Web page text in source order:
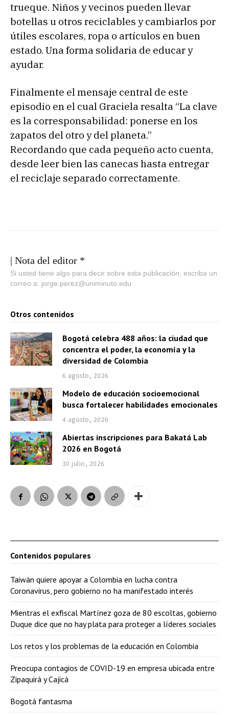
trueque. Niños y vecinos pueden llevar
botellas u otros reciclables y cambiarlos por
útiles escolares, ropa o artículos en buen
estado. Una forma solidaria de educar y
ayudar.
Finalmente el mensaje central de este
episodio en el cual Graciela resalta “La clave
es la corresponsabilidad: ponerse en los
zapatos del otro y del planeta.”
Recordando que cada pequeño acto cuenta,
desde leer bien las canecas hasta entregar
el reciclaje separado correctamente.
| Nota del editor *
Si usted tiene algo para decir sobre esta publicación, escriba un
correo a: jorge.perez@uniminuto.edu
Otros contenidos
Bogotá celebra 488 años: la ciudad que
concentra el poder, la economía y la
diversidad de Colombia
6 agosto, 2026
Modelo de educación socioemocional
busca fortalecer habilidades emocionales
4 agosto, 2026
Abiertas inscripciones para Bakatá Lab
2026 en Bogotá
30 julio, 2026
Contenidos populares
Taiwán quiere apoyar a Colombia en lucha contra
Coronavirus, pero gobierno no ha manifestado interés
Mientras el exfiscal Martínez goza de 80 escoltas, gobierno
Duque dice que no hay plata para proteger a líderes sociales
Los retos y los problemas de la educación en Colombia
Preocupa contagios de COVID-19 en empresa ubicada entre
Zipaquirá y Cajicá
Bogotá fantasma